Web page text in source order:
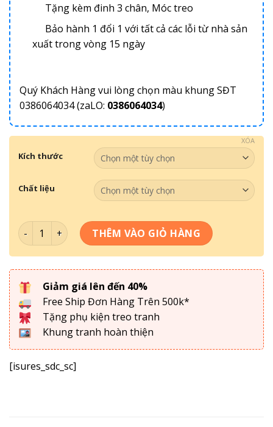
Tặng kèm đinh 3 chân, Móc treo
Bảo hành 1 đổi 1 với tất cả các lỗi từ nhà sản
xuất trong vòng 15 ngày
Quý Khách Hàng vui lòng chọn màu khung SĐT
0386064034 (zaLO: 0386064034)
Kích thước
Chất liệu
XÓA
Tranh Tráng Gương- Tranh Đồng Quê TDQ 001 số lượng
THÊM VÀO GIỎ HÀNG
Giảm giá lên đến 40%
Free Ship Đơn Hàng Trên 500k*
Tặng phụ kiện treo tranh
Khung tranh hoàn thiện
[isures_sdc_sc]